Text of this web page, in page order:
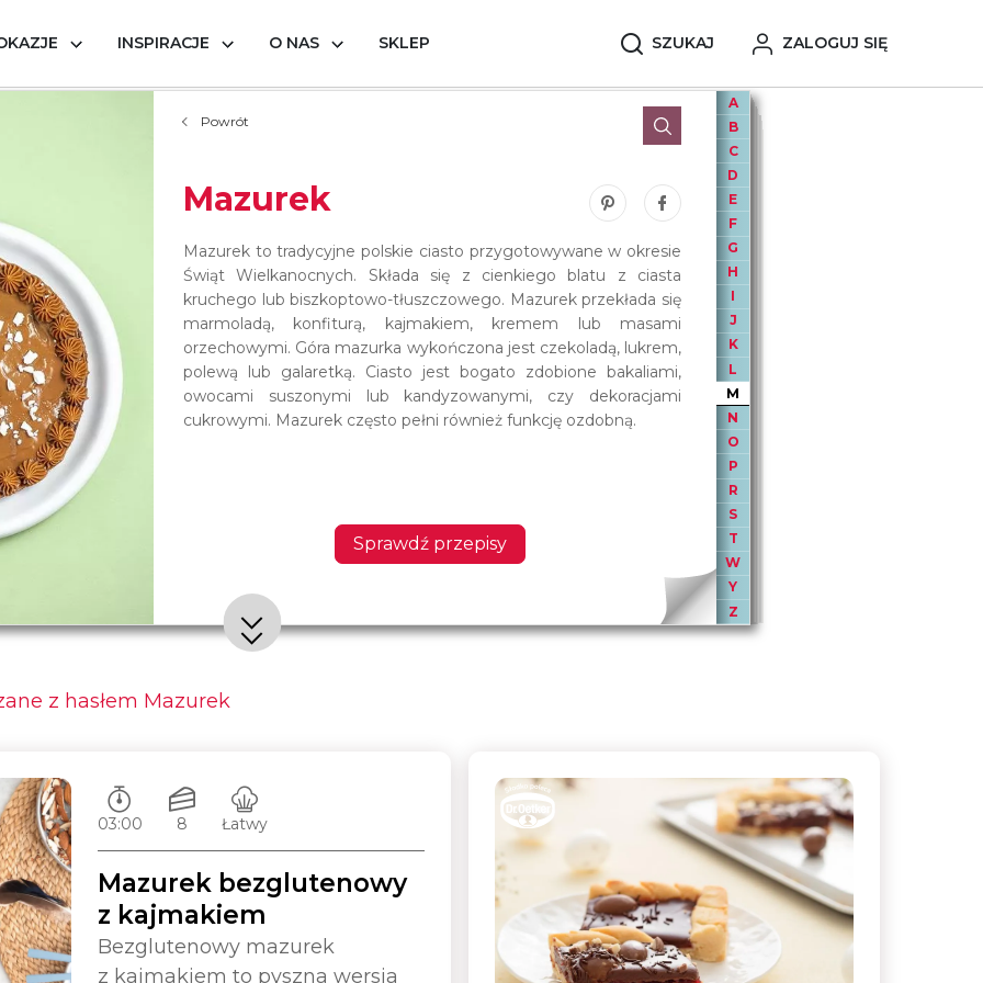
INSPIRACJE O NAS SKLEP SZUKAJ ZALOGUJ SIĘ
Powrót
A
B
C
D
E
F
G
H
I
J
K
L
M
N
O
P
R
S
T
W
Y
Z
Mazurek Zobacz nasze piny w serwisie Pinterest
Udostępnij ten wpis na serwisie Facebook
Mazurek to tradycyjne polskie ciasto przygotowywane w okresie
Świąt Wielkanocnych. Składa się z cienkiego blatu z ciasta
kruchego lub biszkoptowo-tłuszczowego. Mazurek przekłada się
marmoladą, konfiturą, kajmakiem, kremem lub masami
orzechowymi. Góra mazurka wykończona jest czekoladą, lukrem,
polewą lub galaretką. Ciasto jest bogato zdobione bakaliami,
owocami suszonymi lub kandyzowanymi, czy dekoracjami
cukrowymi. Mazurek często pełni również funkcję ozdobną.
Sprawdź przepisy
z hasłem Mazurek
Czas przygotowywania:
03:00
Ilość porcji:
8
Poziom trudności:
Łatwy
Mazurek bezglutenowy
z kajmakiem
Bezglutenowy mazurek
z kajmakiem to pyszna wersja